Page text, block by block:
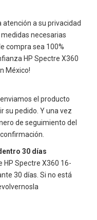
a su privacidad
necesarias
compra sea 100%
HP Spectre X360
México!
el producto
su pedido. Y una vez
de seguimiento del
30 días
HP Spectre X360 16-
30 días. Si no está